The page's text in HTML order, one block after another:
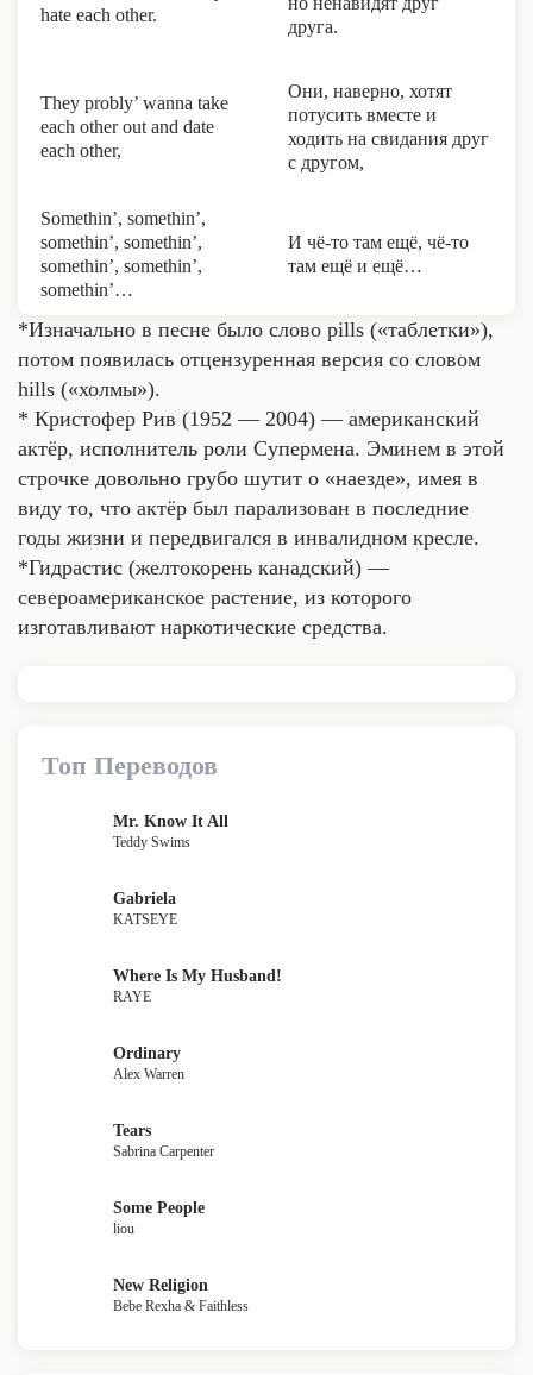
hate each other.
друга.
They probly’ wanna take
each other out and date
each other,
Они, наверно, хотят
потусить вместе и
ходить на свидания друг
с другом,
Somethin’, somethin’,
somethin’, somethin’,
somethin’, somethin’,
somethin’…
И чё-то там ещё, чё-то
там ещё и ещё…
*Изначально в песне было слово pills («таблетки»),
потом появилась отцензуренная версия со словом
hills («холмы»).
* Кристофер Рив (1952 — 2004) — американский
актёр, исполнитель роли Супермена. Эминем в этой
строчке довольно грубо шутит о «наезде», имея в
виду то, что актёр был парализован в последние
годы жизни и передвигался в инвалидном кресле.
*Гидрастис (желтокорень канадский) —
североамериканское растение, из которого
изготавливают наркотические средства.
Топ Переводов
Mr. Know It All
Teddy Swims
Gabriela
KATSEYE
Where Is My Husband!
RAYE
Ordinary
Alex Warren
Tears
Sabrina Carpenter
Some People
liou
New Religion
Bebe Rexha & Faithless